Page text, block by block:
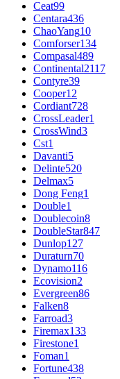
Ceat99
Centara436
ChaoYang10
Comforser134
Compasal489
Continental2117
Contyre39
Cooper12
Cordiant728
CrossLeader1
CrossWind3
Cst1
Davanti5
Delinte520
Delmax5
Dong Feng1
Double1
Doublecoin8
DoubleStar847
Dunlop127
Duraturn70
Dynamo116
Ecovision2
Evergreen86
Falken8
Farroad3
Firemax133
Firestone1
Foman1
Fortune438